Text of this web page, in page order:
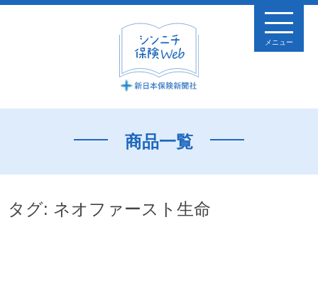
メニュー
商品一覧
タグ: ネオファースト生命